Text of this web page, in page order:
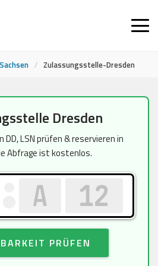
/ Zulassungsstelle-Dresden
Dresden
DD, LSN prüfen & reservieren in
Abfrage ist kostenlos.
PRÜFEN